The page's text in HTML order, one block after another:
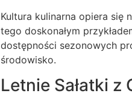
Kultura kulinarna opiera się
tego doskonałym
dostępności sezonowych
środowisko.
Letnie Sałatki